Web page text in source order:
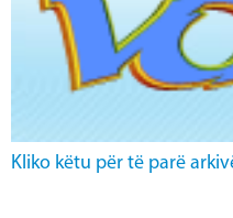
Kliko këtu për të parë